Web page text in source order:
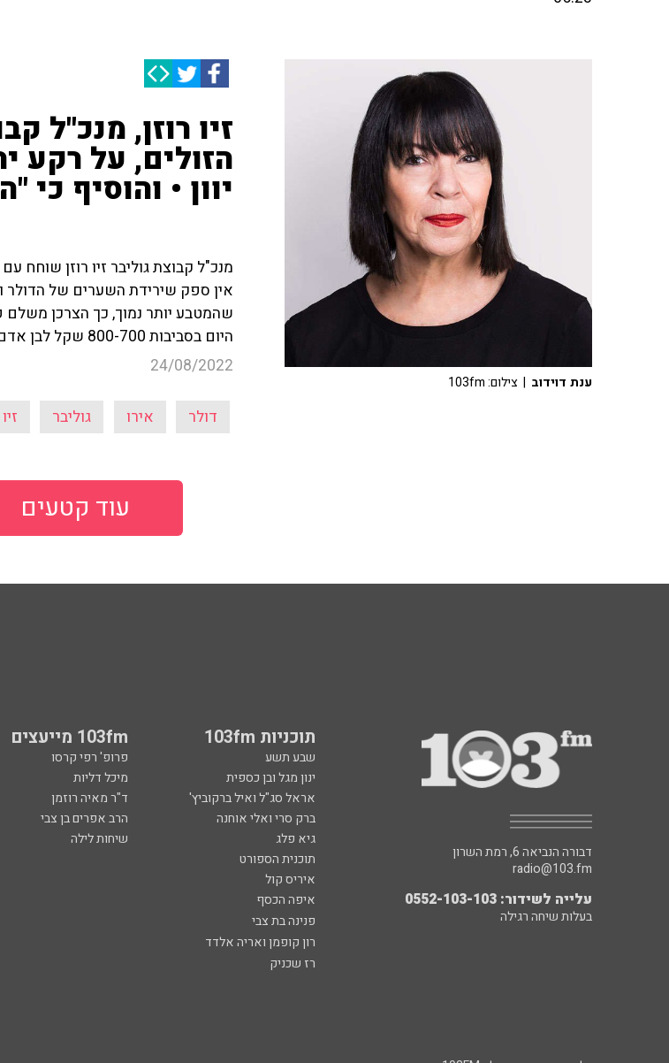
זיו רוזן, מנכ"ל
הזולים, על רקע
יוון • והוסיף
אין ספק שירידת השערים של הדולר
שהמטבע יותר נמוך, כך הצרכן משלם
היום בסביבות 800-700 שקל לבן אדם.
24/08/2022
דולר אירו גוליבר
ענת דוידוב | צילום: 103fm
עוד קטעים
תוכניות 103fm 103fm מייעצים
שבע תשע פרופ' רפי קרסו
ינון מגל ובן כספית
מיכל דליות
אראל סג"ל ואיל ברקוביץ'
ד"ר מאיה רוזמן
ברק סרי ואלי אוחנה
הרב אפרים בן צבי
גיא פלג
שיחות לילה
תוכנית הספורט
איריס קול
איפה הכסף
פנינה בת צבי
רון קופמן ואריה אלדד
רז שכניק
דבורה הנביאה 6, רמת השרון
radio@103.fm
עלייה לשידור: 0552-103-103
בעלות שיחה רגילה